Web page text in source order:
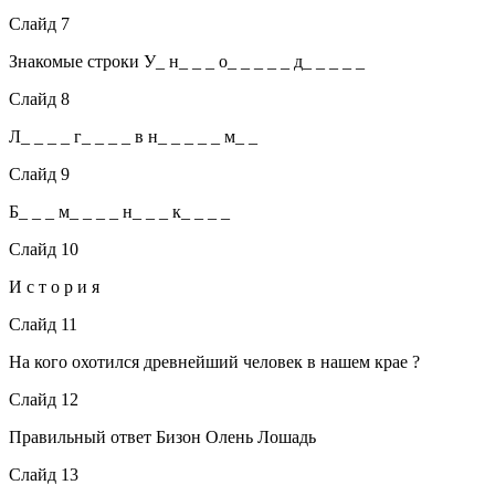
Слайд 7
Знакомые строки У_ н_ _ _ о_ _ _ _ _ д_ _ _ _ _
Слайд 8
Л_ _ _ _ г_ _ _ _ в н_ _ _ _ _ м_ _
Слайд 9
Б_ _ _ м_ _ _ _ н_ _ _ к_ _ _ _
Слайд 10
И с т о р и я
Слайд 11
На кого охотился древнейший человек в нашем крае ?
Слайд 12
Правильный ответ Бизон Олень Лошадь
Слайд 13